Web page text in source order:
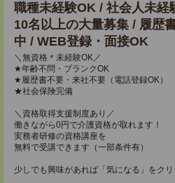
職種未経験OK / 社会人未経
10名以上の大量募集 / 履歴
中 / WEB登録・面接OK
＼無資格＊未経験OK／
★年齢不問・ブランクOK
★履歴書不要・来社不要（電話登録OK）
★社会保険完備
＼資格取得支援制度あり／
働きながら0円で介護資格が取れます！
実務者研修の資格講座を
無料で受講できます（一部条件有）
少しでも興味があれば「気になる」をクリ